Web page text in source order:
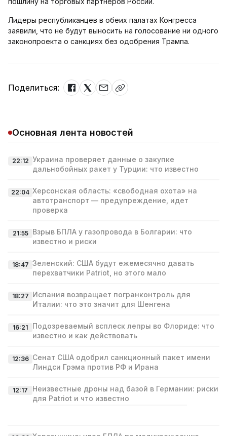
Лидеры республиканцев в обеих палатах Конгресса
заявили, что не будут выносить на голосование ни одного
законопроекта о санкциях без одобрения Трампа.
Поделиться:
Основная лента новостей
22:12 Украина проверяет данные о закупке
дальнобойных ракет у Турции: что известно
22:04 Херсонская область: «свободная охота» на
автотранспорт — предупреждение, идет
проверка
21:55
Взрыв БПЛА у газопровода в Болгарии: что
известно и риски
18:47 Зеленский: США будут ежемесячно давать
перехватчики Patriot, но этого мало
18:27 Испания возвращает погранконтроль для
Италии: что это значит для Шенгена
16:21
Подозреваемый всплеск лепры во Флориде: что
известно и как действовать
12:36 Сенат США одобрил санкционный пакет имени
Линдси Грэма против РФ и Ирана
12:17
Неизвестные дроны над базой в Германии: риски
для Patriot и что известно